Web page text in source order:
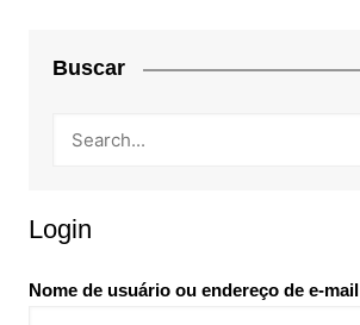
Buscar
Login
Nome de usuário ou endereço de e-mail